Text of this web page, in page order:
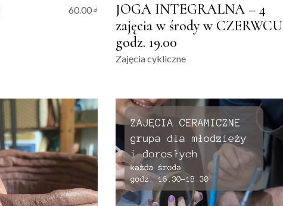
60.00 zł
JOGA INTEGRALNA – 4
zajęcia w środy w CZERWCU
godz. 19.00
Zajęcia cykliczne